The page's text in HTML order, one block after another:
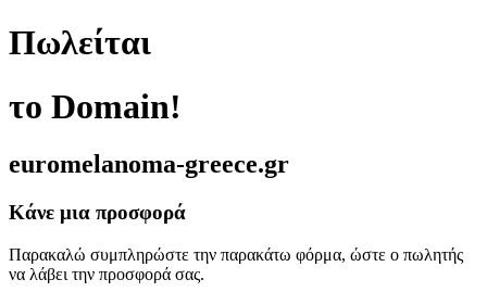
Πωλείται
το Domain!
euromelanoma-greece.gr
Κάνε μια προσφορά
Παρακαλώ συμπληρώστε την παρακάτω φόρμα, ώστε ο πωλητής
να λάβει την προσφορά σας.